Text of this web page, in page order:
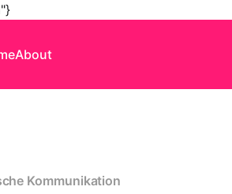
About
Kommunikation